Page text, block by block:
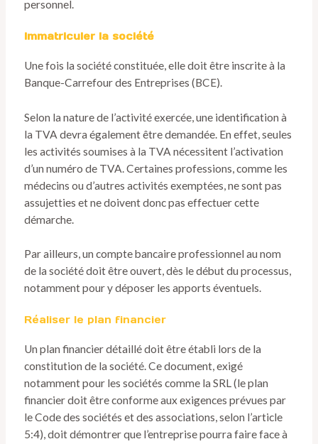
personnel.
Immatriculer la société
Une fois la société constituée, elle doit être inscrite à la
Banque-Carrefour des Entreprises (BCE).
Selon la nature de l’activité exercée, une identification à
la TVA devra également être demandée. En effet, seules
les activités soumises à la TVA nécessitent l’activation
d’un numéro de TVA. Certaines professions, comme les
médecins ou d’autres activités exemptées, ne sont pas
assujetties et ne doivent donc pas effectuer cette
démarche.
Par ailleurs, un compte bancaire professionnel au nom
de la société doit être ouvert, dès le début du processus,
notamment pour y déposer les apports éventuels.
Réaliser le plan financier
Un plan financier détaillé doit être établi lors de la
constitution de la société. Ce document, exigé
notamment pour les sociétés comme la SRL (le plan
financier doit être conforme aux exigences prévues par
le Code des sociétés et des associations, selon l’article
5:4), doit démontrer que l’entreprise pourra faire face à